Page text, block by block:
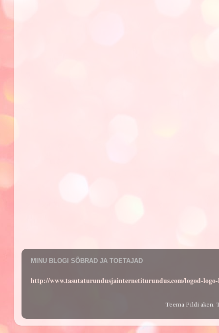
MINU BLOGI SÕBRAD JA TOETAJAD
http://www.tasutaturundusjainternetiturundus.com/logod-
Teema Pildi aken.